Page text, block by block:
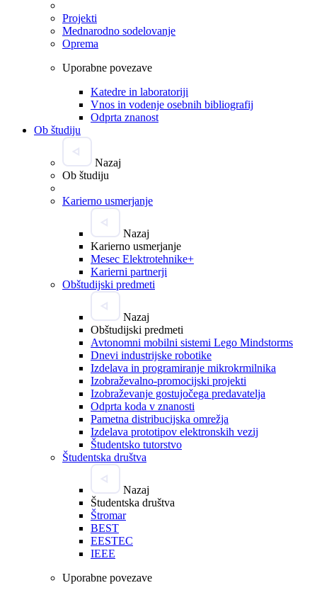
Projekti
Mednarodno sodelovanje
Oprema
Uporabne povezave
Katedre in laboratoriji
Vnos in vodenje osebnih bibliografij
Odprta znanost
Ob študiju
Nazaj
Ob študiju
Karierno usmerjanje
Nazaj
Karierno usmerjanje
Mesec Elektrotehnike+
Karierni partnerji
Obštudijski predmeti
Nazaj
Obštudijski predmeti
Avtonomni mobilni sistemi Lego Mindstorms
Dnevi industrijske robotike
Izdelava in programiranje mikrokrmilnika
Izobraževalno-promocijski projekti
Izobraževanje gostujočega predavatelja
Odprta koda v znanosti
Pametna distribucijska omrežja
Izdelava prototipov elektronskih vezij
Študentsko tutorstvo
Študentska društva
Nazaj
Študentska društva
Štromar
BEST
EESTEC
IEEE
Uporabne povezave